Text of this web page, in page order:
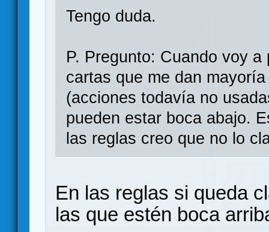
Tengo duda.
P. Pregunto: Cuando voy
cartas que me dan
(acciones todavía no
pueden estar boca abajo.
las reglas creo que no lo
En las reglas si queda
las que estén boca